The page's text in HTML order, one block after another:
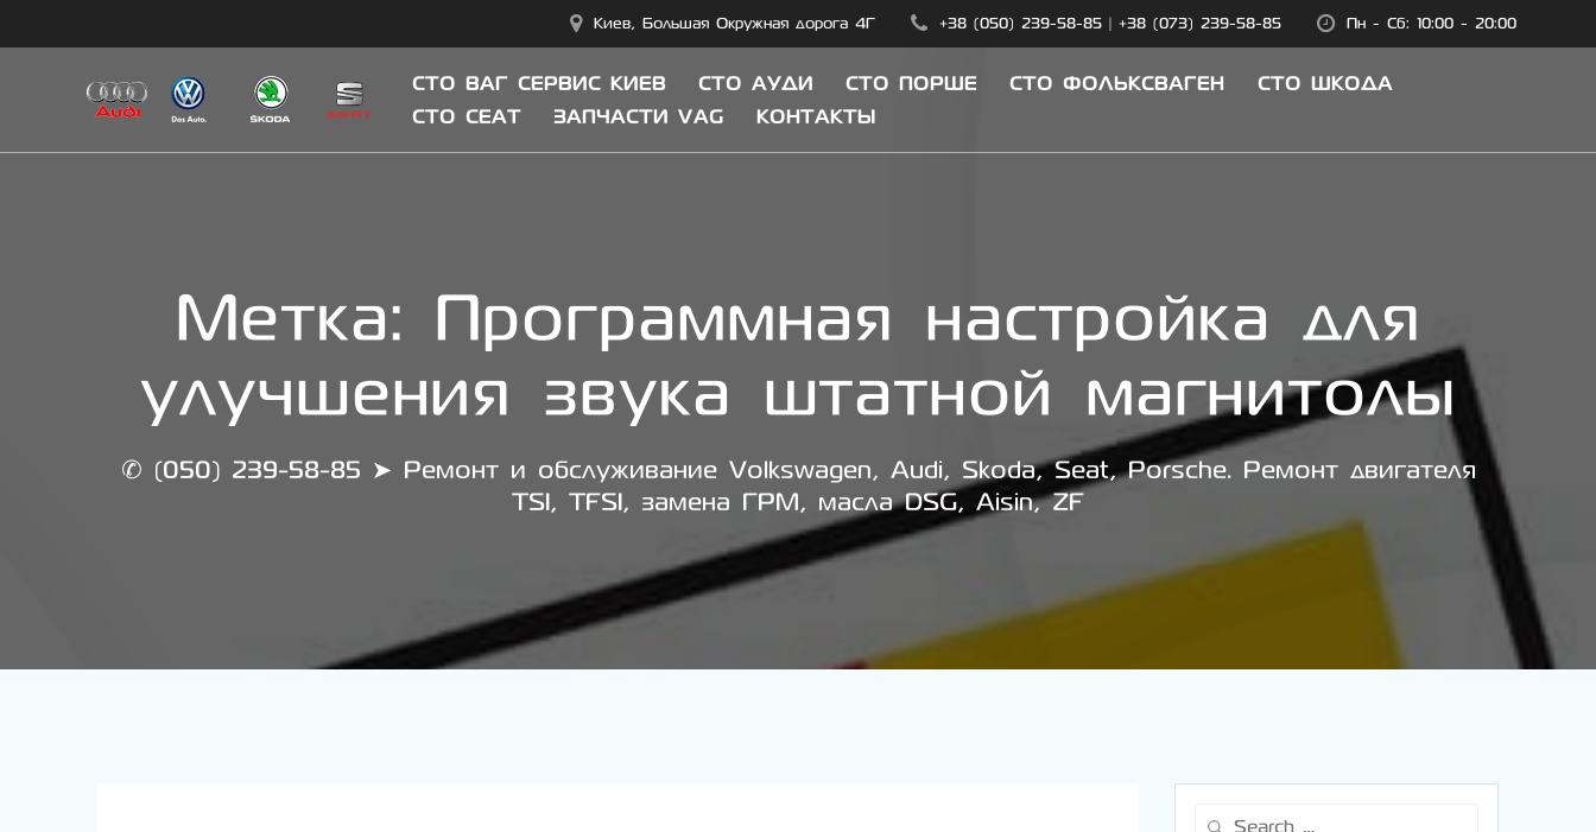
Киев, Большая Окружная дорога 4Г +38 (050) 239-58-85| +38 (073) 239-58-85 Пн - Сб: 10:00 - 20:00
СТО ВАГ СЕРВИС КИЕВ СТО АУДИ СТО ПОРШЕ СТО ФОЛЬКСВАГЕН
СТО ШКОДА
СТО СЕАТ
ЗАПЧАСТИ VAG КОНТАКТЫ
Метка: Программная настройка для
улучшения звука штатной магнитолы
✆ (050) 239-58-85 ➤ Ремонт и обслуживание Volkswagen, Audi, Skoda, Seat, Porsche. Ремонт двигателя
TSI, TFSI, замена ГРМ, масла DSG, Aisin, ZF
Search